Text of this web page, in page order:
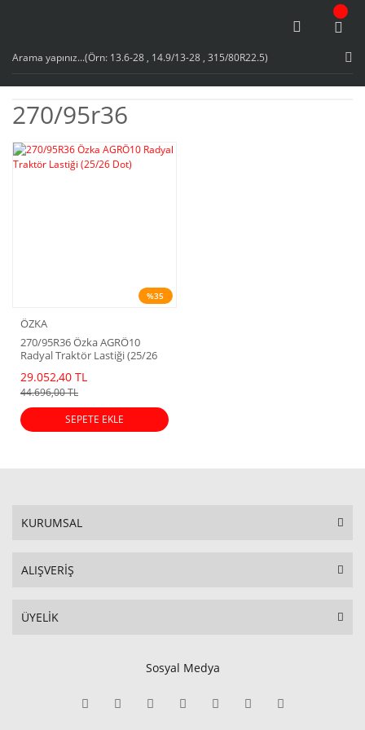
270/95r36
%35
ÖZKA
270/95R36 Özka AGRÖ10
Radyal Traktör Lastiği (25/26
29.052,40 TL
44.696,00 TL
SEPETE EKLE
KURUMSAL
ALIŞVERİŞ
ÜYELİK
Sosyal Medya